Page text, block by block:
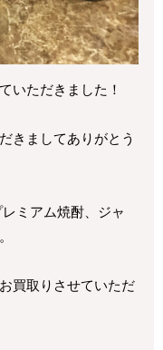
いただきました！
きましてありがとう
ミアム焼酎、ジャ
買取りさせていただ